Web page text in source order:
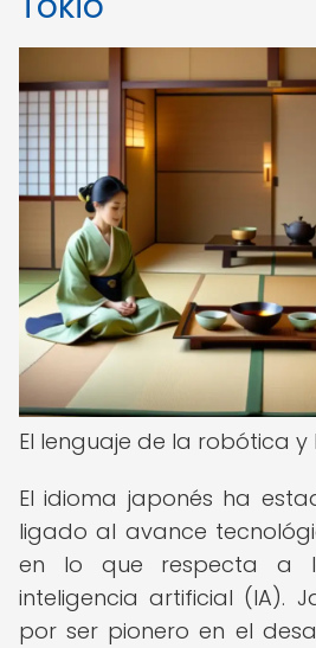
El lenguaje de la robótica y
El idioma japonés ha
ligado al avance
en lo que respecta a
inteligencia artificial (IA).
por ser pionero en el